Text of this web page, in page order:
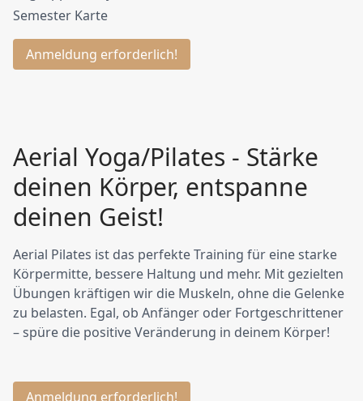
Semester Karte
Anmeldung erforderlich!
Aerial Yoga/Pilates - Stärke
deinen Körper, entspanne
deinen Geist!
Aerial Pilates ist das perfekte Training für eine starke
Körpermitte, bessere Haltung und mehr. Mit gezielten
Übungen kräftigen wir die Muskeln, ohne die Gelenke
zu belasten. Egal, ob Anfänger oder Fortgeschrittener
– spüre die positive Veränderung in deinem Körper!
Anmeldung erforderlich!